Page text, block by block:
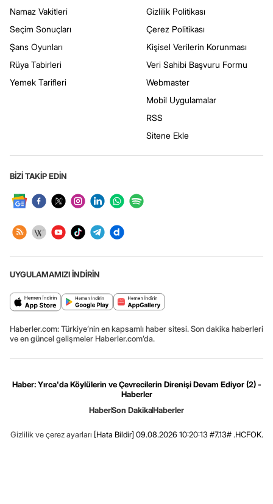
Namaz Vakitleri
Seçim Sonuçları
Şans Oyunları
Rüya Tabirleri
Yemek Tarifleri
Gizlilik Politikası
Çerez Politikası
Kişisel Verilerin Korunması
Veri Sahibi Başvuru Formu
Webmaster
Mobil Uygulamalar
RSS
Sitene Ekle
BİZİ TAKİP EDİN
UYGULAMAMIZI İNDİRİN
Haberler.com: Türkiye’nin en kapsamlı haber sitesi. Son dakika haberleri
ve en güncel gelişmeler Haberler.com’da.
Haber: Yırca'da Köylülerin ve Çevrecilerin Direnişi Devam Ediyor (2) -
Haberler
HaberSon DakikaHaberler
Gizlilik ve çerez ayarları [Hata Bildir] 09.08.2026 10:20:13 #7.13# .HCFOK.